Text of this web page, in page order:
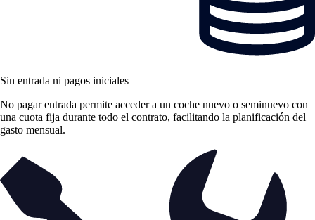
Sin entrada ni pagos iniciales
No pagar entrada permite acceder a un coche nuevo o seminuevo con
una cuota fija durante todo el contrato, facilitando la planificación del
gasto mensual.